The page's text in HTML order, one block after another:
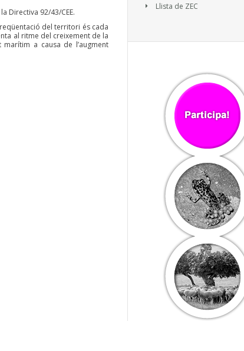
Directiva 92/43/CEE.
del territori és cada
al ritme del creixement de la
a causa de l’augment
Llista de ZEC